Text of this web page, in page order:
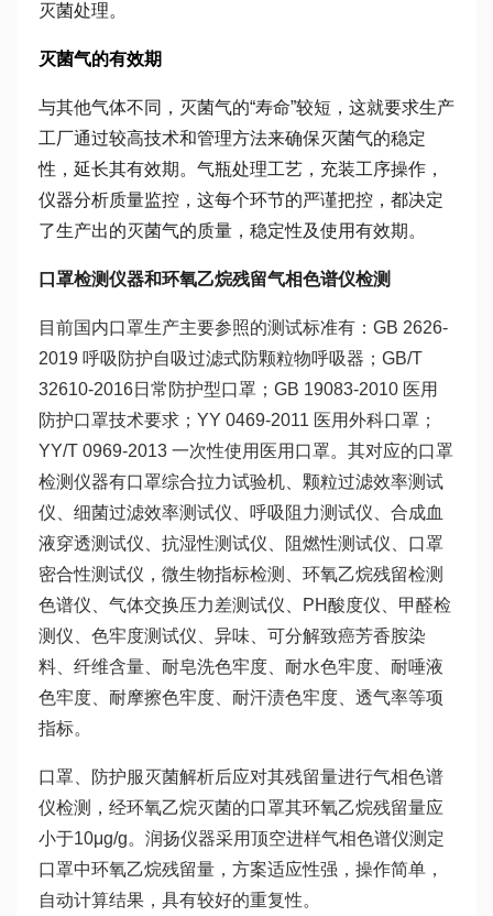
灭菌处理。
灭菌气的有效期
与其他气体不同，灭菌气的“寿命”较短，这就要求生产
工厂通过较高技术和管理方法来确保灭菌气的稳定
性，延长其有效期。气瓶处理工艺，充装工序操作，
仪器分析质量监控，这每个环节的严谨把控，都决定
了生产出的灭菌气的质量，稳定性及使用有效期。
口罩检测仪器和环氧乙烷残留气相色谱仪检测
目前国内口罩生产主要参照的测试标准有：GB 2626-
2019 呼吸防护自吸过滤式防颗粒物呼吸器；GB/T
32610-2016日常防护型口罩；GB 19083-2010 医用
防护口罩技术要求；YY 0469-2011 医用外科口罩；
YY/T 0969-2013 一次性使用医用口罩。其对应的口罩
检测仪器有口罩综合拉力试验机、颗粒过滤效率测试
仪、细菌过滤效率测试仪、呼吸阻力测试仪、合成血
液穿透测试仪、抗湿性测试仪、阻燃性测试仪、口罩
密合性测试仪，微生物指标检测、环氧乙烷残留检测
色谱仪、气体交换压力差测试仪、PH酸度仪、甲醛检
测仪、色牢度测试仪、异味、可分解致癌芳香胺染
料、纤维含量、耐皂洗色牢度、耐水色牢度、耐唾液
色牢度、耐摩擦色牢度、耐汗渍色牢度、透气率等项
指标。
口罩、防护服灭菌解析后应对其残留量进行气相色谱
仪检测，经环氧乙烷灭菌的口罩其环氧乙烷残留量应
小于10μg/g。润扬仪器采用顶空进样气相色谱仪测定
口罩中环氧乙烷残留量，方案适应性强，操作简单，
自动计算结果，具有较好的重复性。